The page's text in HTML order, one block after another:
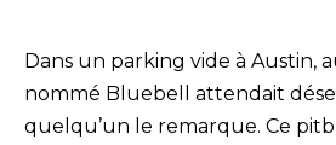
Dans un parking vide à Austin,
nommé Bluebell attendait
quelqu’un le remarque. Ce